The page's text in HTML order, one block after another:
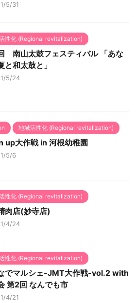
5/31
性化 (Regional revitalization)
南山太鼓フェスティバル 「あな
と和太鼓と」
5/24
地域活性化 (Regional revitalization)
up大作戦 in 河根幼稚園
5/6
性化 (Regional revitalization)
肉店(妙寺店)
4/24
性化 (Regional revitalization)
でマルシェ-JMT大作戦-vol.2 with
第2回 なんでも市
4/21